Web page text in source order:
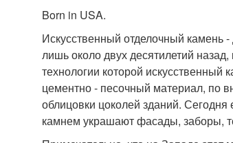
Born in USA.
Искусственный отделочный камень
лишь около двух десятилетий
технологии которой искусственный
цементно - песочный материал, по
облицовки цоколей зданий.
камнем украшают фасады, заборы,